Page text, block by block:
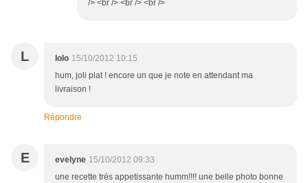
/> <br /> <br /> <br />
L lolo 15/10/2012 10:15
hum, joli plat ! encore un que je note en attendant ma
livraison !
Répondre
E evelyne 15/10/2012 09:33
une recette trés appetissante humm!!!! une belle photo bonne